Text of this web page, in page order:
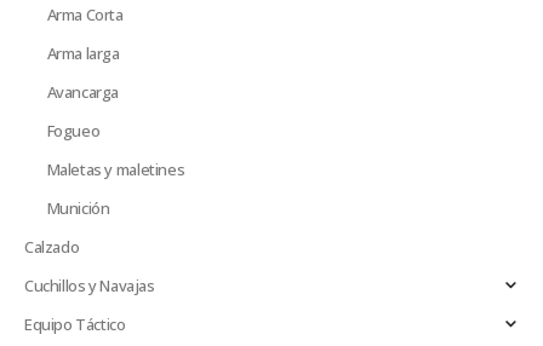
Arma Corta
Arma larga
Avancarga
Fogueo
Maletas y maletines
Munición
Calzado
Cuchillos y Navajas
Equipo Táctico